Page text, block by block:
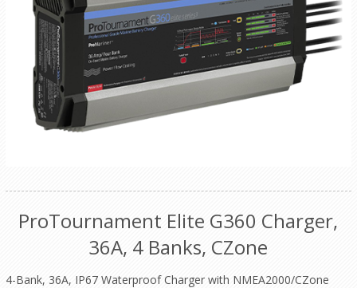
ProTournament Elite G360 Charger,
36A, 4 Banks, CZone
4-Bank, 36A, IP67 Waterproof Charger with NMEA2000/CZone